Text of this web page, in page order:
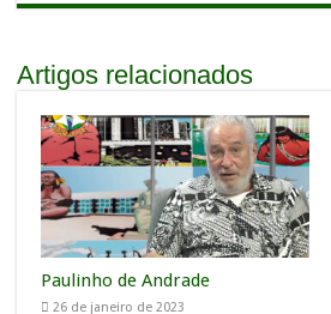
Artigos relacionados
Paulinho de Andrade
26 de janeiro de 2023